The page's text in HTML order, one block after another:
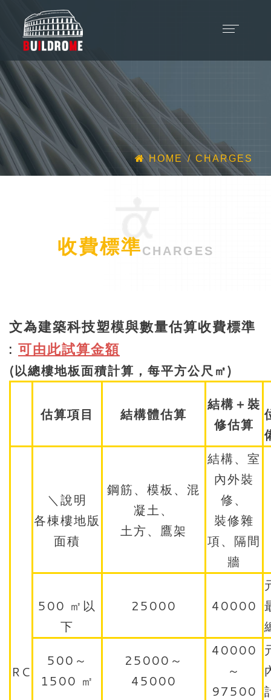
HOME CHARGES
收費標準CHARGES
文為建築科技塑模與數量估算收費標準
: 可由此試算金額
(以總樓地板面積計算，每平方公尺㎡)
估算項目 結構體估算
結構＋裝
修估算
RC
＼說明
各棟樓地版
面積
鋼筋、模板、混
凝土、
土方、鷹架
結構、室
內外裝
修、
裝修雜
項、隔間
牆
500 ㎡以
下
25000 40000
500～
1500 ㎡
25000～
45000
40000
～
97500